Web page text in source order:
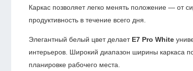
Каркас позволяет легко менять положение — от
продуктивность в течение всего дня.
Элегантный белый цвет делает E7 Pro White
интерьеров. Широкий диапазон ширины каркаса
планировке рабочего места.